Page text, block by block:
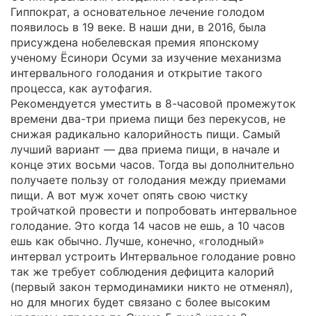
Гиппократ, а основательное лечение голодом
появилось в 19 веке. В наши дни, в 2016, была
присуждена нобелевская премия японскому
ученому Ёсинори Осуми за изучение механизма
интервального голодания и открытие такого
процесса, как аутофагия.
Рекомендуется уместить в 8-часовой промежуток
времени два-три приема пищи без перекусов, не
снижая радикально калорийность пищи. Самый
лучший вариант — два приема пищи, в начале и
конце этих восьми часов. Тогда вы дополнительно
получаете пользу от голодания между приемами
пищи. А вот муж хочет опять свою чистку
тройчаткой провести и попробовать интервальное
голодание. Это когда 14 часов не ешь, а 10 часов
ешь как обычно. Лучше, конечно, «голодный»
интервал устроить Интервальное голодание ровно
так же требует соблюдения дефицита калорий
(первый закон термодинамики никто не отменял),
но для многих будет связано с более высоким